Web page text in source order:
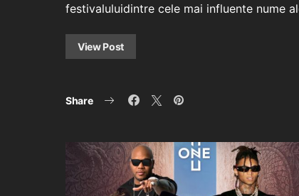
festivaluluidintre cele mai influente nume
View Post
Share